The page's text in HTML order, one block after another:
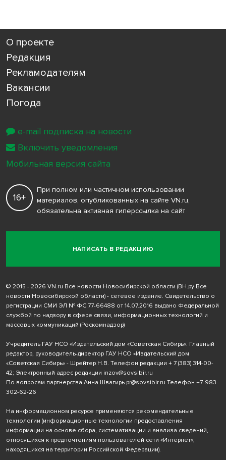
О проекте
Редакция
Рекламодателям
Вакансии
Погода
НАПИСАТЬ В РЕДАКЦИЮ
16+
При полном или частичном использовании
материалов, опубликованных на сайте VN.ru,
обязательна активная гиперссылка на сайт
© 2015 - 2026 VN.ru Все новости Новосибирской области (ВН.ру Все
новости Новосибирской области) - сетевое издание. Свидетельство о
регистрации СМИ ЭЛ № ФС 77-66488 от 14.07.2016 выдано Федеральной
службой по надзору в сфере связи, информационных технологий и
массовых коммуникаций (Роскомнадзор)
Учредитель ГАУ НСО «Издательский дом «Советская Сибирь». Главный
редактор, руководитель-директор ГАУ НСО «Издательский дом
«Советская Сибирь» - Шрейтер Н.В. Телефон редакции + 7 (383) 314-00-
42; Электронный адрес редакции inzov@sovsibir.ru
По вопросам партнерства Анна Швагирь pr@sovsibir.ru Телефон +7-983-
302-62-26
На информационном ресурсе применяются рекомендательные
технологии (информационные технологии предоставления
информации на основе сбора, систематизации и анализа сведений,
относящихся к предпочтениям пользователей сети «Интернет»,
находящихся на территории Российской Федерации).
e-mail подписка на новости
Включить уведомления
Мобильная версия сайта